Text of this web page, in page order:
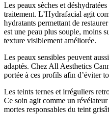
Les peaux sèches et
traitement. L’Hydrafacial agit
hydratants permettant de
est une peau plus souple, moins
texture visiblement améliorée.
Les peaux sensibles peuvent
adaptés. Chez All Aesthetics
portée à ces profils afin d’éviter
Les teints ternes et irréguliers
Ce soin agit comme un
mortes responsables du teint